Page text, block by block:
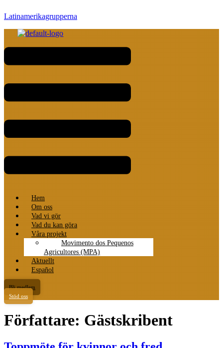
Latinamerikagrupperna
Hem
Om oss
Vad vi gör
Vad du kan göra
Våra projekt
Movimento dos Pequenos
Agricultores (MPA)
Aktuellt
Español
Bli medlem
Stöd oss
Författare: Gästskribent